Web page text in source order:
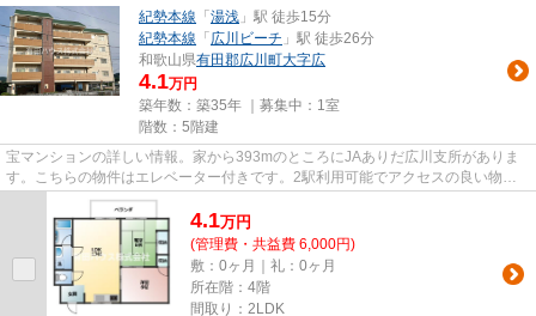
紀勢本線 「 湯浅 」駅 徒歩15分
紀勢本線 「 広川ビーチ 」駅 徒歩26分
和歌山県有田郡広川町大字広
4.1万円
築年数：築35年 ｜募集中： 1室
階数：5階建
宝マンションの詳しい情報。家から393mのところにJAありだ広川支所がありま
す。こちらの物件はエレベーター付きです。2駅利用可能でアクセスの良い物件
です。当社スタッフが地域の賃貸...
4.1万円
(管理費・共益費 6,000円)
敷：0ヶ月｜礼：0ヶ月
所在階：4階
間取り：2LDK